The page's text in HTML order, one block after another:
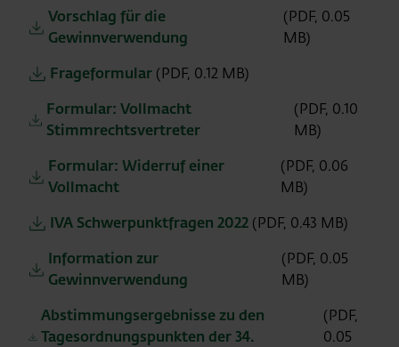
Vorschlag für die
Gewinnverwendung
(PDF, 0.05
MB)
Frageformular (PDF, 0.12 MB)
Formular: Vollmacht
Stimmrechtsvertreter
(PDF, 0.10
MB)
Formular: Widerruf einer
Vollmacht
(PDF, 0.06
MB)
IVA Schwerpunktfragen 2022 (PDF, 0.43 MB)
Information zur
Gewinnverwendung
(PDF, 0.05
MB)
Abstimmungsergebnisse zu den
Tagesordnungspunkten der 34.
(PDF,
0.05